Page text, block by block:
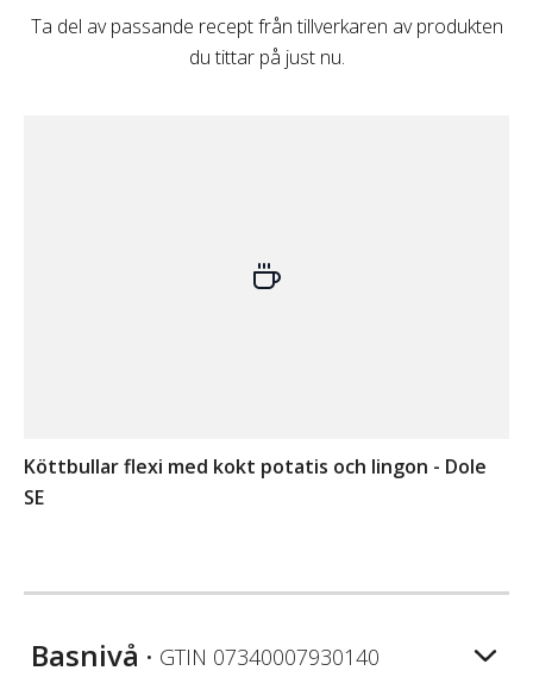
Ta del av passande recept från tillverkaren av produkten
du tittar på just nu.
Köttbullar flexi med kokt potatis och lingon - Dole
SE
Basnivå • GTIN 07340007930140